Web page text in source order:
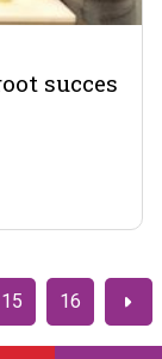
succes
15
16